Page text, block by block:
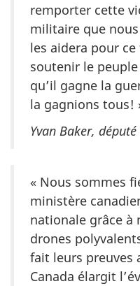
remporter cette
militaire que
les aidera pour
soutenir le
qu’il gagne la
la gagnions tous!
Yvan Baker,
« Nous sommes
ministère
nationale grâce
drones
fait leurs preuves
Canada élargit